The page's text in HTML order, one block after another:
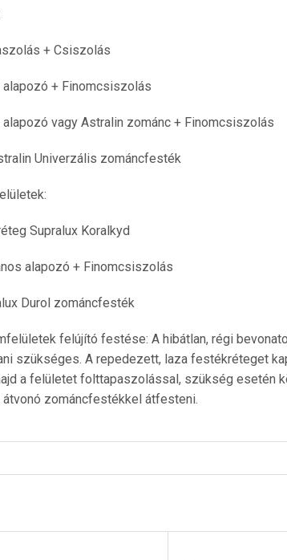
+ Csiszolás
alapozó + Finomcsiszolás
vagy Astralin zománc + Finomcsiszolás
Univerzális zománcfesték
Supralux Koralkyd
alapozó + Finomcsiszolás
Durol zománcfesték
felújító festése: A hibátlan, régi
szükséges. A repedezett, laza festékréteget
a felületet folttapaszolással, szükség esetén
zománcfestékkel átfesteni.